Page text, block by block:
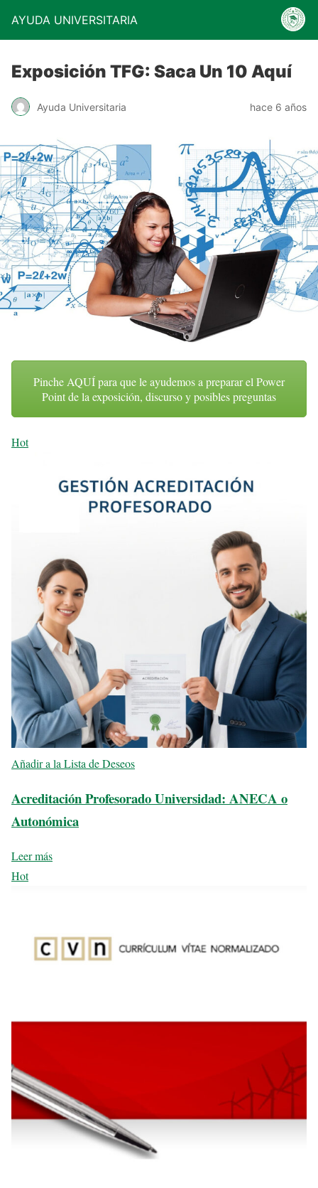
AYUDA UNIVERSITARIA
Exposición TFG: Saca Un 10 Aquí
Ayuda Universitaria hace 6 años
Pinche AQUÍ para que le ayudemos a preparar el Power
Point de la exposición, discurso y posibles preguntas
Hot
Añadir a la Lista de Deseos
Acreditación Profesorado Universidad: ANECA o
Autonómica
Leer más
Hot